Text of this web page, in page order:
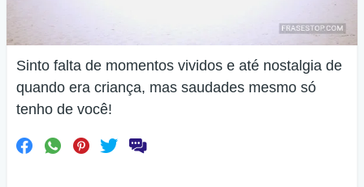
Sinto falta de momentos vividos e até nostalgia de
quando era criança, mas saudades mesmo só
tenho de você!